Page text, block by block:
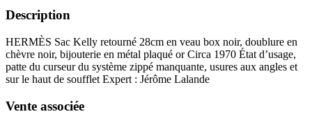
Description
HERMÈS Sac Kelly retourné 28cm en veau box noir, doublure en
chèvre noir, bijouterie en métal plaqué or Circa 1970 État d’usage,
patte du curseur du système zippé manquante, usures aux angles et
sur le haut de soufflet Expert : Jérôme Lalande
Vente associée